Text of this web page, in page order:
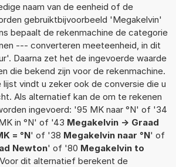
naam van de eenheid of de
gebruiktbijvoorbeeld 'Megakelvin'
bepaalt de rekenmachine de categorie
--- converteren meeteenheid, in dit
Daarna zet het de ingevoerde waarde
die bekend zijn voor de rekenmachine.
lijst vindt u zeker ook de conversie die u
Als alternatief kan de om te rekenen
ingevoerd: '95 MK naar °N' of '34
in °N' of '43 Megakelvin -> Graad
= °N' of '38 Megakelvin naar °N' of
Newton' of '80 Megakelvin to
dit alternatief berekent de